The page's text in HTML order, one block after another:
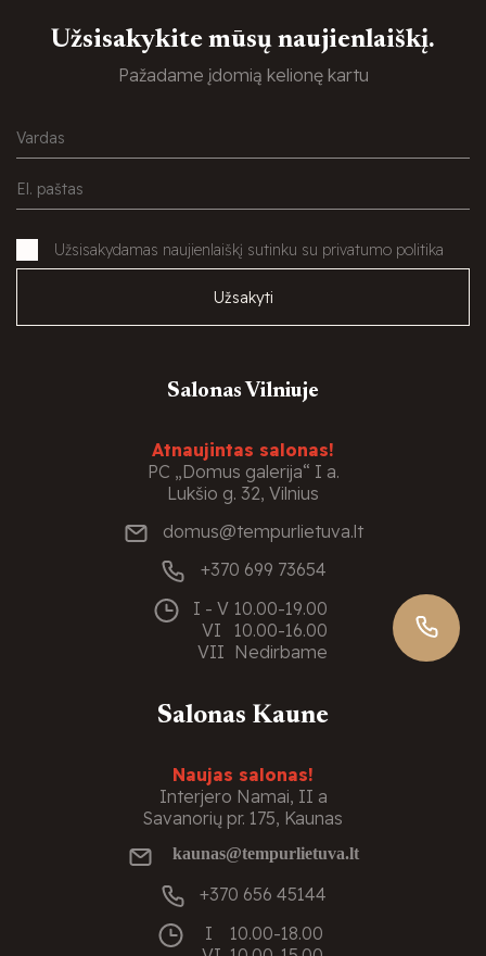
Užsisakykite mūsų naujienlaiškį.
Pažadame įdomią kelionę kartu
Užsisakydamas naujienlaiškį sutinku su privatumo politika
Užsakyti
Salonas Vilniuje
Atnaujintas salonas!
PC „Domus galerija“ I a.
Lukšio g. 32, Vilnius
domus@tempurlietuva.lt
+370 699 73654
I - V 10.00-19.00
VI
10.00-16.00
VII Nedirbame
Salonas Kaune
Naujas salonas!
Interjero Namai, II a
Savanorių pr. 175, Kaunas
kaunas@tempurlietuva.lt
+370 656 45144
I
10.00-18.00